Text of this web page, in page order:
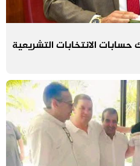
الانتخابات التشريعية